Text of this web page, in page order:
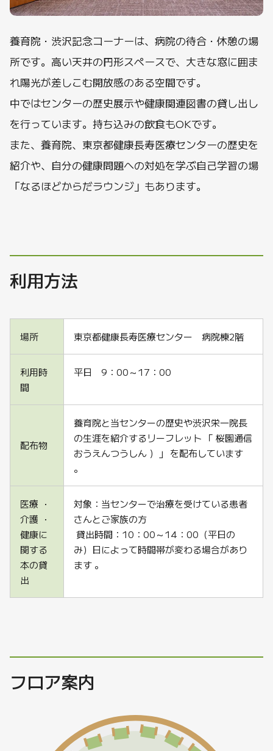
養育院・渋沢記念コーナーは、病院の待合・休憩の場
所です。高い天井の円形スペースで、大きな窓に囲ま
れ陽光が差しこむ開放感のある空間です。
中ではセンターの歴史展示や健康関連図書の貸し出し
を行っています。持ち込みの飲食もOKです。
また、養育院、東京都健康長寿医療センターの歴史を
紹介や、自分の健康問題への対処を学ぶ自己学習の場
「なるほどからだラウンジ」もあります。
利用方法
場所 東京都健康長寿医療センター 病院棟2階
利用時
間
平日 9：00～17：00
配布物
養育院と当センターの歴史や渋沢栄一院長
の生涯を紹介するリーフレット 「 桜園通信
おうえんつうしん ）」 を配布しています
。
医療 ・
介護 ・
健康に
関する
本の貸
出
対象：当センターで治療を受けている患者
さんとご家族の方
貸出時間：10：00～14：00（平日の
み）日によって時間帯が変わる場合があり
ます 。
フロア案内